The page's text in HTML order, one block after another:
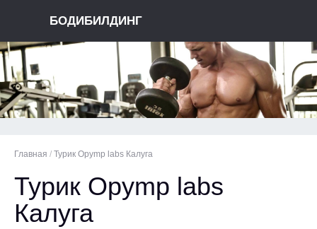
БОДИБИЛДИНГ
Главная / Турик Opymp labs Калуга
Турик Opymp labs
Калуга